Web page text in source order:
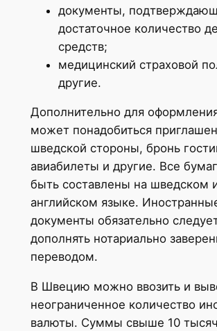
документы,
достаточное количество
средств;
медицинский страховой
другие.
Дополнительно для
может понадобиться
шведской стороны, бронь
авиабилеты и другие. Все
быть составлены на шведском
английском языке.
документы обязательно
дополнять нотариально
переводом.
В Швецию можно ввозить и
неограниченное количество
валюты. Суммы свыше 10